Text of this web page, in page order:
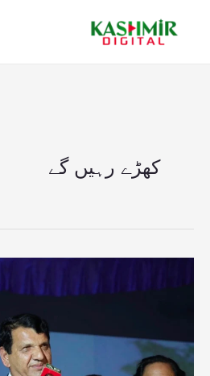
کھڑے رہیں گے
چڑہوئی